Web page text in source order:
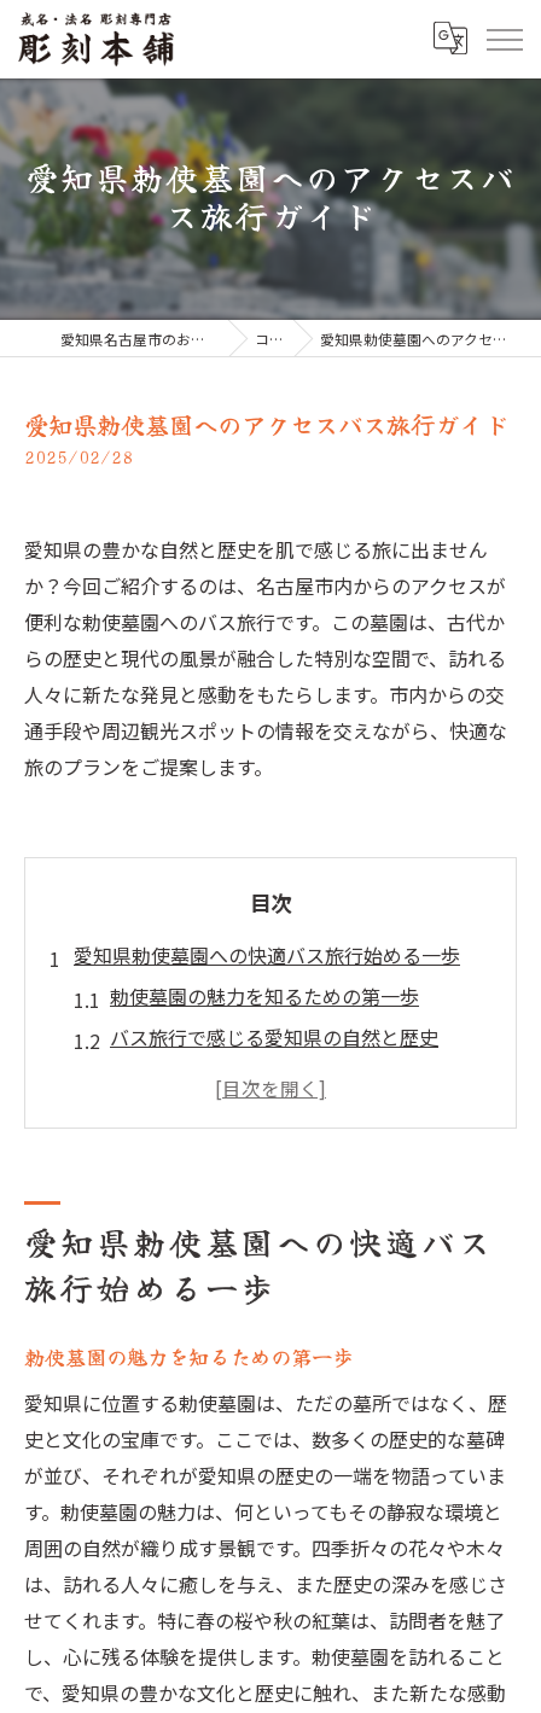
愛知県勅使墓園へのアクセスバ
ス旅行ガイド
愛知県名古屋市のお墓なら彫刻本舗 コラム 愛知県勅使墓園へのアクセスバス旅行ガイド
愛知県勅使墓園へのアクセスバス旅行ガイド
2025/02/28
愛知県の豊かな自然と歴史を肌で感じる旅に出ません
か？今回ご紹介するのは、名古屋市内からのアクセスが
便利な勅使墓園へのバス旅行です。この墓園は、古代か
らの歴史と現代の風景が融合した特別な空間で、訪れる
人々に新たな発見と感動をもたらします。市内からの交
通手段や周辺観光スポットの情報を交えながら、快適な
旅のプランをご提案します。
目次
愛知県勅使墓園への快適バス旅行始める一歩
勅使墓園の魅力を知るための第一歩
バス旅行で感じる愛知県の自然と歴史
準備することで楽しみ倍増：バス旅行のポ
快適な旅のための必需品リスト
勅使墓園までのバスアクセス詳細と魅力
各バス停の位置と時間を確認しよう
バスで旅することの利点とは
交通手段を知り尽くす賢い旅の方法
バス旅で見る愛知県の新しい一面
快適なバス移動のためのコツ
勅使墓園探訪バスで巡る愛知の歴史と自然
バスで巡る勅使墓園の歴史的背景
愛知県の自然に触れるバス旅行の魅力
バス旅行でしか味わえない風景
愛知県勅使墓園への快適バス
旅行始める一歩
勅使墓園の魅力を知るための第一歩
愛知県に位置する勅使墓園は、ただの墓所ではなく、歴
史と文化の宝庫です。ここでは、数多くの歴史的な墓碑
が並び、それぞれが愛知県の歴史の一端を物語っていま
す。勅使墓園の魅力は、何といってもその静寂な環境と
周囲の自然が織り成す景観です。四季折々の花々や木々
は、訪れる人々に癒しを与え、また歴史の深みを感じさ
せてくれます。特に春の桜や秋の紅葉は、訪問者を魅了
し、心に残る体験を提供します。勅使墓園を訪れること
で、愛知県の豊かな文化と歴史に触れ、また新たな感動